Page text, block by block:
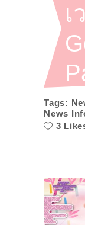
เ
Tags:
News
3